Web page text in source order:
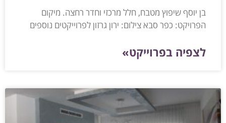
בן יוסף שיפוץ מטבח, חלל מרכזי וחדר רחצה. מיקום
הפרויקט: כפר סבא צילום: ירון גרזון לפרוייקטים נוספים
לצפיה בפרוייקט»